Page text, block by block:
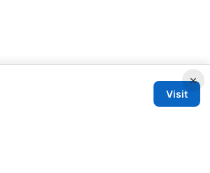
×
Visit